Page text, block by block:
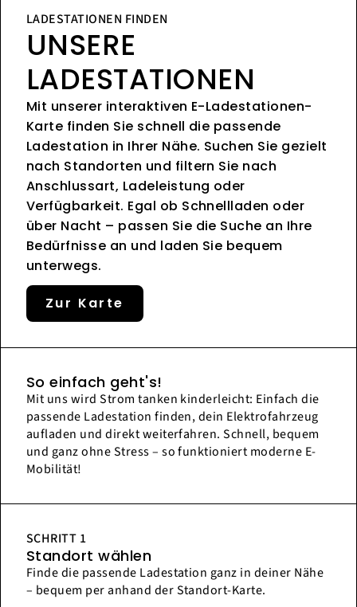
LADESTATIONEN FINDEN
UNSERE
LADESTATIONEN
Mit unserer interaktiven E-Ladestationen-
Karte finden Sie schnell die passende
Ladestation in Ihrer Nähe. Suchen Sie gezielt
nach Standorten und filtern Sie nach
Anschlussart, Ladeleistung oder
Verfügbarkeit. Egal ob Schnellladen oder
über Nacht – passen Sie die Suche an Ihre
Bedürfnisse an und laden Sie bequem
unterwegs.
Zur Karte
So einfach geht's!
Mit uns wird Strom tanken kinderleicht: Einfach die
passende Ladestation finden, dein Elektrofahrzeug
aufladen und direkt weiterfahren. Schnell, bequem
und ganz ohne Stress – so funktioniert moderne E-
Mobilität!
SCHRITT 1
Standort wählen
Finde die passende Ladestation ganz in deiner Nähe
– bequem per anhand der Standort-Karte.